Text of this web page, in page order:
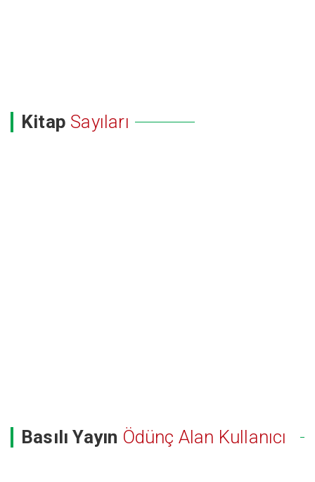
Kitap Sayıları
Basılı Yayın Ödünç Alan Kullanıcı